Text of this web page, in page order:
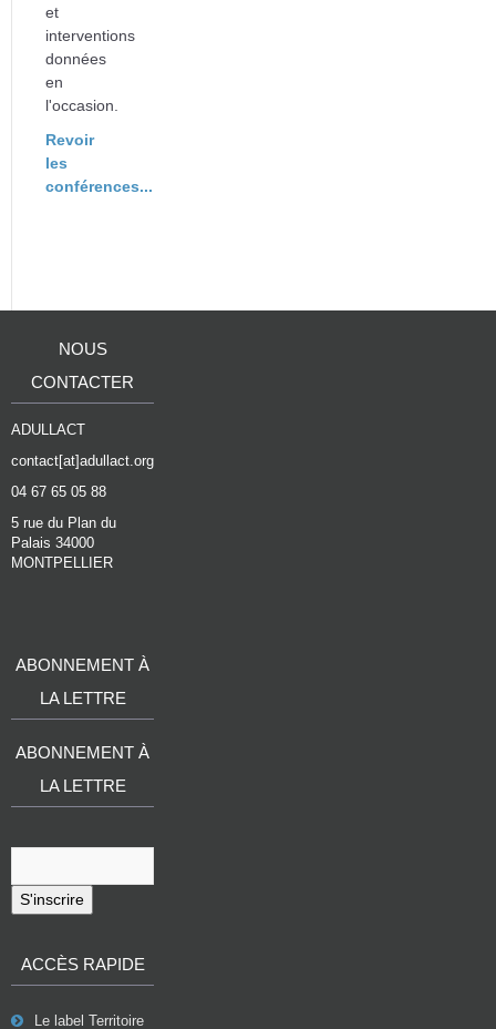
et
interventions
données
en
l'occasion.
Revoir
les
conférences...
NOUS
CONTACTER
ADULLACT
contact[at]adullact.org
04 67 65 05 88
5 rue du Plan du
Palais 34000
MONTPELLIER
ABONNEMENT À
LA LETTRE
ABONNEMENT À
LA LETTRE
S'inscrire
ACCÈS RAPIDE
Le label Territoire